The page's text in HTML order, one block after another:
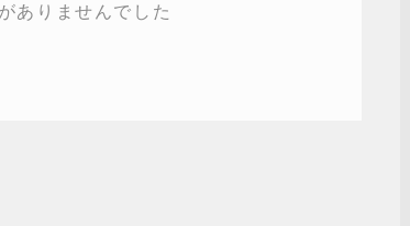
ありませんでした